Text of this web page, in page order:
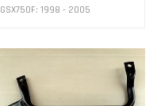
GSX750F: 1998 - 2005